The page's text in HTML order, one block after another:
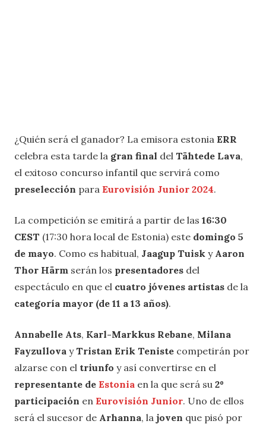
¿Quién será el ganador? La emisora estonia ERR
celebra esta tarde la gran final del Tähtede Lava,
el exitoso concurso infantil que servirá como
preselección para Eurovisión Junior 2024.
La competición se emitirá a partir de las 16:30
CEST (17:30 hora local de Estonia) este domingo 5
de mayo. Como es habitual, Jaagup Tuisk y Aaron
Thor Härm serán los presentadores del
espectáculo en que el cuatro jóvenes artistas de la
categoría mayor (de 11 a 13 años).
Annabelle Ats, Karl-Markkus Rebane, Milana
Fayzullova y Tristan Erik Teniste competirán por
alzarse con el triunfo y así convertirse en el
representante de Estonia en la que será su 2º
participación en Eurovisión Junior. Uno de ellos
será el sucesor de Arhanna, la joven que pisó por